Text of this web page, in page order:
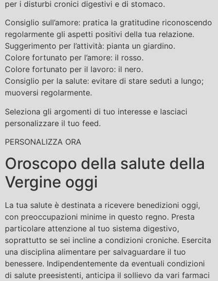
per i disturbi cronici digestivi e di stomaco.
Consiglio sull’amore: pratica la gratitudine riconoscendo
regolarmente gli aspetti positivi della tua relazione.
Suggerimento per l’attività: pianta un giardino.
Colore fortunato per l’amore: il rosso.
Colore fortunato per il lavoro: il nero.
Consiglio per la salute: evitare di stare seduti a lungo;
muoversi regolarmente.
Seleziona gli argomenti di tuo interesse e lasciaci
personalizzare il tuo feed.
PERSONALIZZA ORA
Oroscopo della salute della
Vergine oggi
La tua salute è destinata a ricevere benedizioni oggi,
con preoccupazioni minime in questo regno. Presta
particolare attenzione al tuo sistema digestivo,
soprattutto se sei incline a condizioni croniche. Esercita
una disciplina alimentare per salvaguardare il tuo
benessere. Indipendentemente da eventuali condizioni
di salute preesistenti, anticipa il sollievo da vari farmaci